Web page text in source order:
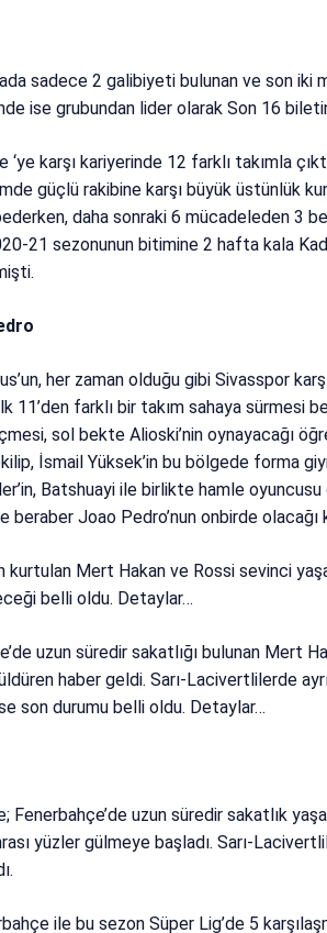
sadece 2 galibiyeti bulunan ve son iki
ise grubundan lider olarak Son 16
‘ye karşı kariyerinde 12 farklı takımla
güçlü rakibine karşı büyük üstünlük
daha sonraki 6 mücadeleden 3
21 sezonunun bitimine 2 hafta kala
her zaman olduğu gibi Sivasspor
11’den farklı bir takım sahaya sürmesi
sol bekte Alioski’nin oynayacağı
İsmail Yüksek’in bu bölgede forma
Batshuayi ile birlikte hamle
beraber Joao Pedro’nun onbirde olacağı
kurtulan Mert Hakan ve Rossi sevinci
belli oldu. Detaylar…
uzun süredir sakatlığı bulunan Mert
haber geldi. Sarı-Lacivertlilerde
son durumu belli oldu. Detaylar…
Fenerbahçe’de uzun süredir sakatlık
yüzler gülmeye başladı. Sarı-
ile bu sezon Süper Lig’de 5